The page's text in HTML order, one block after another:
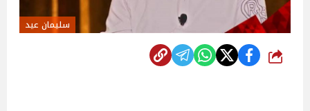
سليمان عيد
شارك